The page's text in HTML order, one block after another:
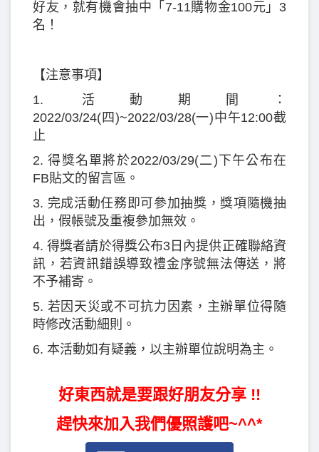
好友，就有機會抽中「7-11購物金100元」3
名！
【注意事項】
1. 活動期間：
2022/03/24(四)~2022/03/28(一)中午12:00截
止
2. 得獎名單將於2022/03/29(二)下午公布在
FB貼文的留言區。
3. 完成活動任務即可參加抽獎，獎項隨機抽
出，假帳號及重複參加無效。
4. 得獎者請於得獎公布3日內提供正確聯絡資
訊，若資訊錯誤導致禮金序號無法傳送，將
不予補寄。
5. 若因天災或不可抗力因素，主辦單位得隨
時修改活動細則。
6. 本活動如有疑義，以主辦單位說明為主。
好東西就是要跟好朋友分享 !!
趕快來加入我們優照護吧~^^*